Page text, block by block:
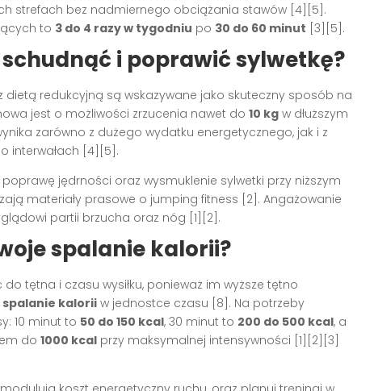
strefach bez nadmiernego obciążania stawów [4][5] .
to 3 do 4 razy w tygodniu po 30 do 60 minut [3][5] .
i poprawić sylwetkę?
dietą redukcyjną są wskazywane jako skuteczny sposób na
jest o możliwości zrzucenia nawet do 10 kg w dłuższym
zarówno z dużego wydatku energetycznego, jak i z
interwałach [4][5] .
jędrności oraz wysmuklenie sylwetki przy niższym
materiały prasowe o jumping fitness [2] . Angażowanie
partii brzucha oraz nóg [1][2] .
spalanie kalorii?
tętna i czasu wysiłku, ponieważ im wyższe tętno
spalanie kalorii w jednostce czasu [8] . Na potrzeby
10 minut to 50 do 150 kcal, 30 minut to 200 do 500 kcal, a
do 1000 kcal przy maksymalnej intensywności [1][2][3]